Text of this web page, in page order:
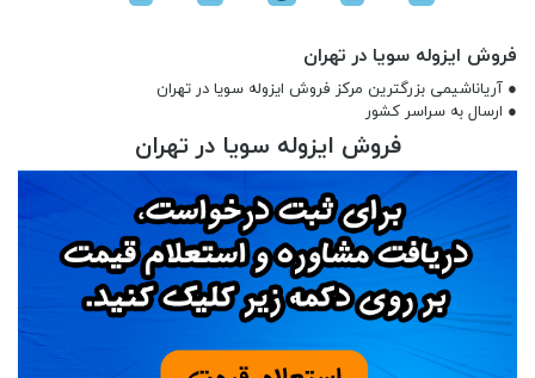
فروش ایزوله سویا در تهران
● آریاناشیمی بزرگترین مرکز فروش ایزوله سویا در تهران
● ارسال به سراسر کشور
فروش ایزوله سویا در تهران